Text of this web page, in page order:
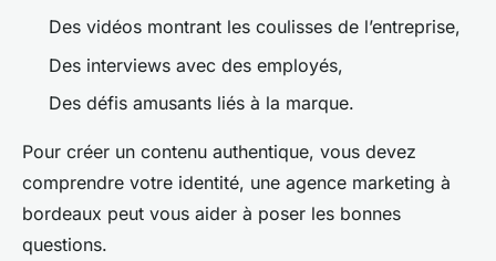
Des vidéos montrant les coulisses de l’entreprise,
Des interviews avec des employés,
Des défis amusants liés à la marque.
Pour créer un contenu authentique, vous devez
comprendre votre identité, une agence marketing à
bordeaux peut vous aider à poser les bonnes
questions.